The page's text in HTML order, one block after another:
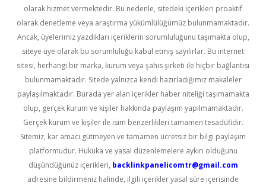
olarak hizmet vermektedir. Bu nedenle, sitedeki içerikleri proaktif
olarak denetleme veya araştırma yükümlülüğümüz bulunmamaktadır.
Ancak, üyelerimiz yazdıkları içeriklerin sorumluluğunu taşımakta olup,
siteye üye olarak bu sorumluluğu kabul etmiş sayılırlar. Bu internet
sitesi, herhangi bir marka, kurum veya şahıs şirketi ile hiçbir bağlantısı
bulunmamaktadır. Sitede yalnızca kendi hazırladığımız makaleler
paylaşılmaktadır. Burada yer alan içerikler haber niteliği taşımamakta
olup, gerçek kurum ve kişiler hakkında paylaşım yapılmamaktadır.
Gerçek kurum ve kişiler ile isim benzerlikleri tamamen tesadüfidir.
Sitemiz, kar amacı gütmeyen ve tamamen ücretsiz bir bilgi paylaşım
platformudur. Hukuka ve yasal düzenlemelere aykırı olduğunu
düşündüğünüz içerikleri, backlinkpanelicomtr@gmail.com
adresine bildirmeniz halinde, ilgili içerikler yasal süre içerisinde